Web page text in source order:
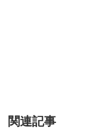
関連記事